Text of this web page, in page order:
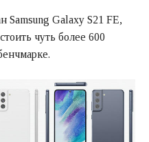
Samsung Galaxy S21 FE,
чуть более 600